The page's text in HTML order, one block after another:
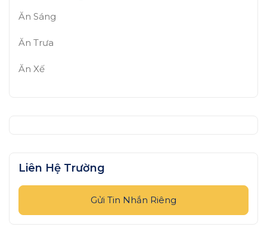
Ăn Sáng
Ăn Trưa
Ăn Xế
Liên Hệ Trường
Gửi Tin Nhắn Riêng